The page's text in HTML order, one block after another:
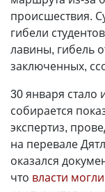
происшествия.
гибели
лавины, гибель
заключенных,
30 января стало
собирается
экспертиз,
на перевале
оказался
что власти